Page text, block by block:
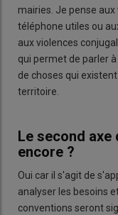
mairies. Je pense
téléphone utiles ou
aux violences
qui permet de parler
de choses qui
territoire.
Le second
encore ?
Oui car il s'agit de
analyser les besoins
conventions seront